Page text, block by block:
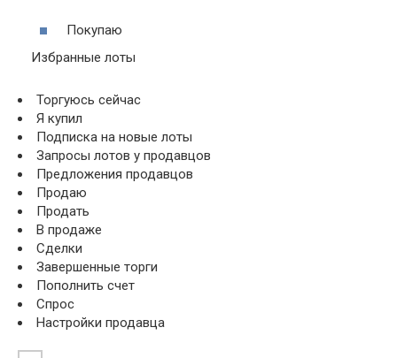
Покупаю
Избранные лоты
Торгуюсь сейчас
Я купил
Подписка на новые лоты
Запросы лотов у продавцов
Предложения продавцов
Продаю
Продать
В продаже
Сделки
Завершенные торги
Пополнить счет
Спрос
Настройки продавца